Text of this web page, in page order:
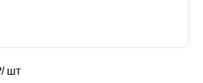
гипсокартона
шт